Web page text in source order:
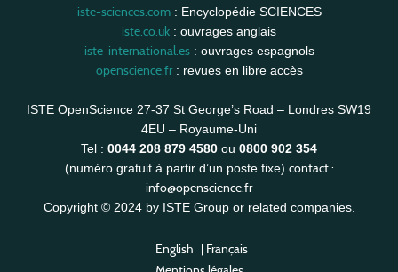
iste-sciences.com: Encyclopédie SCIENCES
iste.co.uk : ouvrages anglais
iste-international.es: ouvrages espagnols
openscience.fr: revues en libre accès
ISTE OpenScience 27-37 St George’s Road – Londres SW19
4EU – Royaume-Uni
Tel : 0044 208 879 4580 ou 0800 902 354
(numéro gratuit à partir d’un poste fixe) contact :
info@openscience.fr
Copyright © 2024 by ISTE Group or related companies.
English | Français